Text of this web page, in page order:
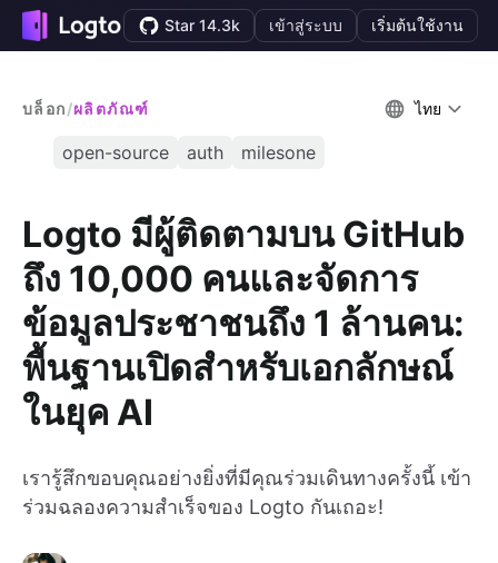
Star 14.3k เข้าสู่ระบบ เริ่มต้นใช้งาน
บล็อก/ผลิตภัณฑ์ ไทย
open-source auth milesone
Logto มีผู้ติดตามบน GitHub
ถึง 10,000 คนและจัดการ
ข้อมูลประชาชนถึง 1 ล้านคน:
พื้นฐานเปิดสำหรับเอกลักษณ์
ในยุค AI
เรารู้สึกขอบคุณอย่างยิ่งที่มีคุณร่วมเดินทางครั้งนี้ เข้า
ร่วมฉลองความสำเร็จของ Logto กันเถอะ!